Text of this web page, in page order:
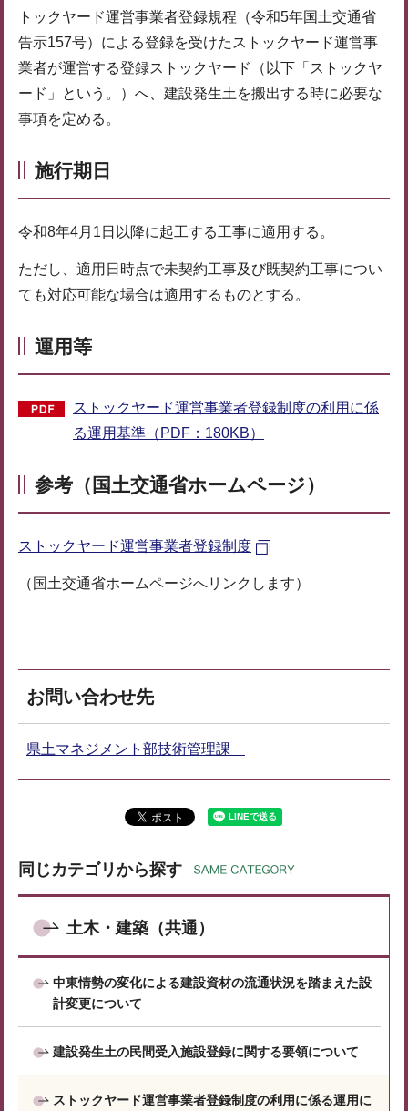
トックヤード運営事業者登録規程（令和5年国土交通省
告示157号）による登録を受けたストックヤード運営事
業者が運営する登録ストックヤード（以下「ストックヤ
ード」という。）へ、建設発生土を搬出する時に必要な
事項を定める。
施行期日
令和8年4月1日以降に起工する工事に適用する。
ただし、適用日時点で未契約工事及び既契約工事につい
ても対応可能な場合は適用するものとする。
運用等
ストックヤード運営事業者登録制度の利用に係
る運用基準（PDF：180KB）
参考（国土交通省ホームページ）
ストックヤード運営事業者登録制度
（国土交通省ホームページへリンクします）
お問い合わせ先
県土マネジメント部技術管理課
同じカテゴリから探す
土木・建築（共通）
中東情勢の変化による建設資材の流通状況を踏まえた設
計変更について
建設発生土の民間受入施設登録に関する要領について
ストックヤード運営事業者登録制度の利用に係る運用に